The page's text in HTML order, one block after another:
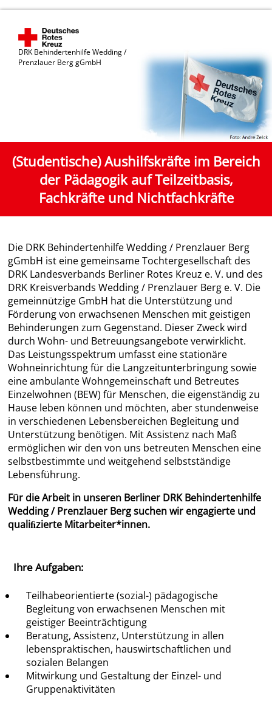
DRK Behindertenhilfe Wedding /
Prenzlauer Berg gGmbH
(Studentische) Aushilfskräfte im Bereich
der Pädagogik auf Teilzeitbasis,
Fachkräfte und Nichtfachkräfte
Die DRK Behindertenhilfe Wedding / Prenzlauer Berg
gGmbH ist eine gemeinsame Tochtergesellschaft des
DRK Landesverbands Berliner Rotes Kreuz e. V. und des
DRK Kreisverbands Wedding / Prenzlauer Berg e. V. Die
gemeinnützige GmbH hat die Unterstützung und
Förderung von erwachsenen Menschen mit geistigen
Behinderungen zum Gegenstand. Dieser Zweck wird
durch Wohn- und Betreuungsangebote verwirklicht.
Das Leistungsspektrum umfasst eine stationäre
Wohneinrichtung für die Langzeitunterbringung sowie
eine ambulante Wohngemeinschaft und Betreutes
Einzelwohnen (BEW) für Menschen, die eigenständig zu
Hause leben können und möchten, aber stundenweise
in verschiedenen Lebensbereichen Begleitung und
Unterstützung benötigen. Mit Assistenz nach Maß
ermöglichen wir den von uns betreuten Menschen eine
selbstbestimmte und weitgehend selbstständige
Lebensführung.
Für die Arbeit in unseren Berliner DRK Behindertenhilfe
Wedding / Prenzlauer Berg suchen wir engagierte und
qualiﬁzierte Mitarbeiter*innen.
Ihre Aufgaben:
Teilhabeorientierte (sozial-) pädagogische
Begleitung von erwachsenen Menschen mit
geistiger Beeinträchtigung
Beratung, Assistenz, Unterstützung in allen
lebenspraktischen, hauswirtschaftlichen und
sozialen Belangen
Mitwirkung und Gestaltung der Einzel- und
Gruppenaktivitäten